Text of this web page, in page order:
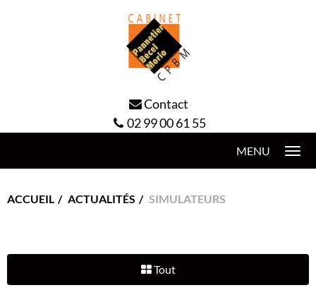
Contact
02 99 00 61 55
ACCUEIL ACTUALITÉS SIMULATEURS
Tout